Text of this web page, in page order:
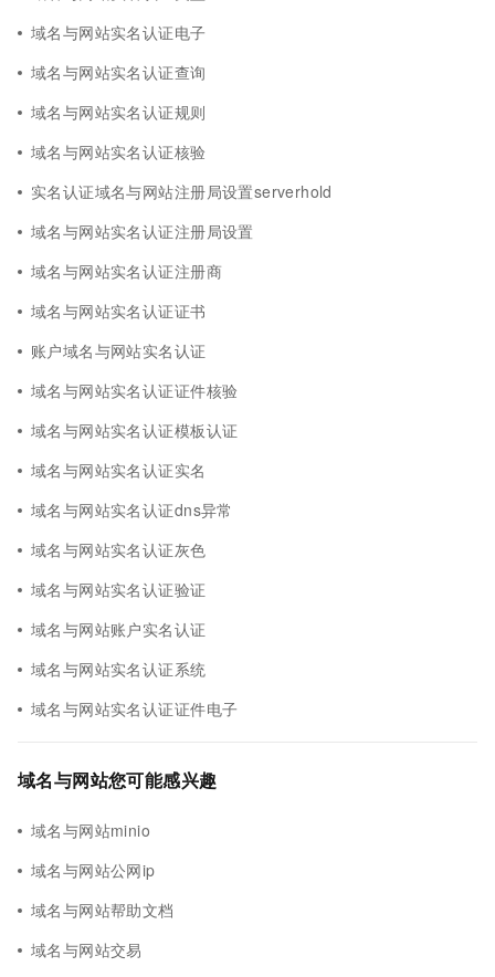
域名与网站实名认证电子
域名与网站实名认证查询
域名与网站实名认证规则
域名与网站实名认证核验
实名认证域名与网站注册局设置serverhold
域名与网站实名认证注册局设置
域名与网站实名认证注册商
域名与网站实名认证证书
账户域名与网站实名认证
域名与网站实名认证证件核验
域名与网站实名认证模板认证
域名与网站实名认证实名
域名与网站实名认证dns异常
域名与网站实名认证灰色
域名与网站实名认证验证
域名与网站账户实名认证
域名与网站实名认证系统
域名与网站实名认证证件电子
域名与网站您可能感兴趣
域名与网站minio
域名与网站公网ip
域名与网站帮助文档
域名与网站交易